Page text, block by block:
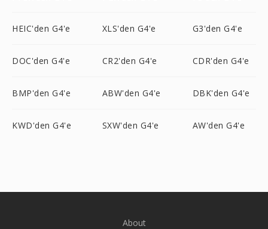
HEIC'den G4'e XLS'den G4'e G3'den G4'e
DOC'den G4'e CR2'den G4'e CDR'den G4'e
BMP'den G4'e ABW'den G4'e DBK'den G4'e
KWD'den G4'e SXW'den G4'e AW'den G4'e
About